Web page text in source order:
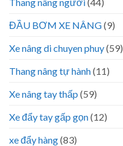
ĐẦU BƠM XE NÂNG(9)
Xe nâng di chuyen phuy(59)
Thang nâng tự hành(11)
Xe nâng tay thấp (59)
Xe đẩy tay gấp gọn(12)
xe đẩy hàng(83)